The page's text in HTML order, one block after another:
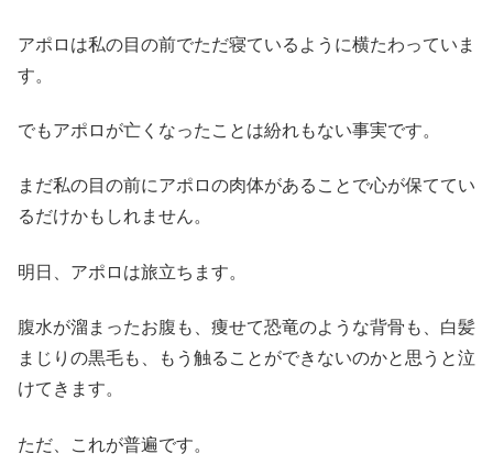
アポロは私の目の前でただ寝ているように横たわっていま
す。
でもアポロが亡くなったことは紛れもない事実です。
まだ私の目の前にアポロの肉体があることで心が保ててい
るだけかもしれません。
明日、アポロは旅立ちます。
腹水が溜まったお腹も、痩せて恐竜のような背骨も、白髪
まじりの黒毛も、もう触ることができないのかと思うと泣
けてきます。
ただ、これが普遍です。